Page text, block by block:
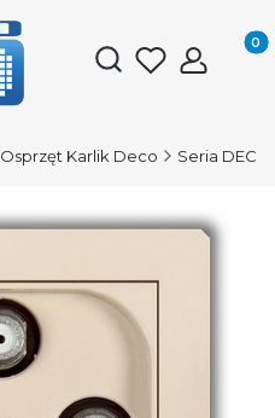
Otwórz
Osprzęt Karlik Deco Seria